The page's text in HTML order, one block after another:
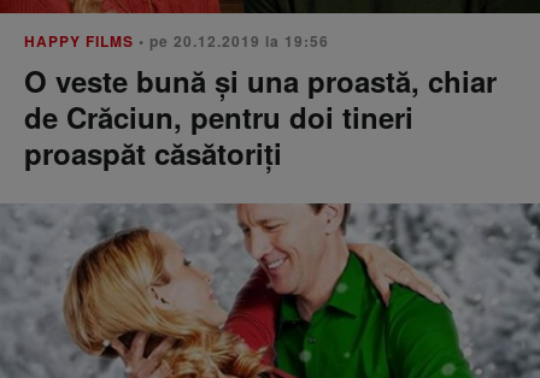
HAPPY FILMS • pe 20.12.2019 la 19:56
O veste bună și una proastă, chiar
de Crăciun, pentru doi tineri
proaspăt căsătoriți